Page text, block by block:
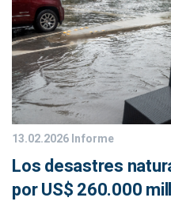
13.02.2026Informe
Los desastres
por US$ 260.000